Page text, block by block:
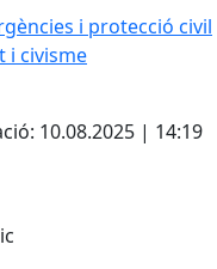
i protecció civil
i civisme
10.08.2025 | 14:19